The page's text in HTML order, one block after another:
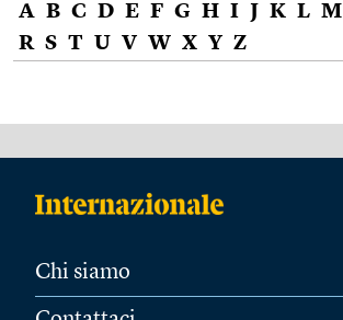
A B C D E F G H I J K L M
R S T U V W X Y Z
Chi siamo